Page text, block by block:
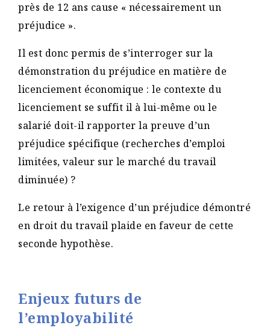
près de 12 ans cause « nécessairement un
préjudice ».
Il est donc permis de s’interroger sur la
démonstration du préjudice en matière de
licenciement économique : le contexte du
licenciement se suffit il à lui-même ou le
salarié doit-il rapporter la preuve d’un
préjudice spécifique (recherches d’emploi
limitées, valeur sur le marché du travail
diminuée) ?
Le retour à l’exigence d’un préjudice démontré
en droit du travail plaide en faveur de cette
seconde hypothèse.
Enjeux futurs de
l’employabilité